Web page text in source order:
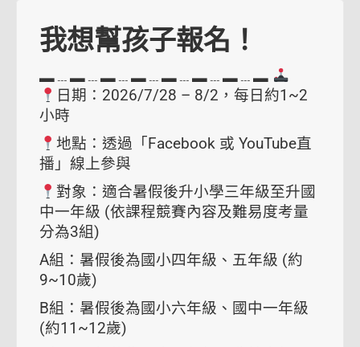
我想幫孩子報名！
▂﹍▂﹍▂﹍▂﹍▂﹍▂﹍▂﹍▂
日期：2026/7/28 – 8/2，每日約1~2
小時
地點：透過「Facebook 或 YouTube直
播」線上參與
對象：適合暑假後升小學三年級至升國
中一年級 (依課程競賽內容及難易度考量
分為3組)
A組：暑假後為國小四年級、五年級 (約
9~10歲)
B組：暑假後為國小六年級、國中一年級
(約11~12歲)